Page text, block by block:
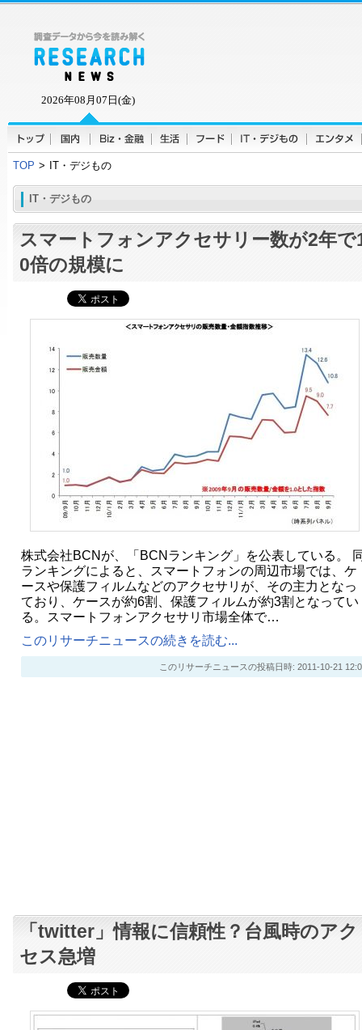
2026年08月07日(金)
TOP > IT・デジもの
IT・デジもの
スマートフォンアクセサリー数が2年で
0倍の規模に
株式会社BCNが、「BCNランキング」を公表している。
ランキングによると、スマートフォンの周辺市場では、ケ
ースや保護フィルムなどのアクセサリが、その主力となっ
ており、ケースが約6割、保護フィルムが約3割となってい
る。スマートフォンアクセサリ市場全体で…
このリサーチニュースの続きを読む...
このリサーチニュースの投稿日時: 2011-10-21
「twitter」情報に信頼性？台風時のアク
セス急増